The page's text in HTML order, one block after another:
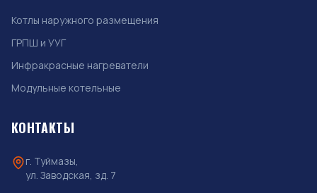
Котлы наружного размещения
ГРПШ и УУГ
Инфракрасные нагреватели
Модульные котельные
КОНТАКТЫ
г. Туймазы,
ул. Заводская, зд. 7